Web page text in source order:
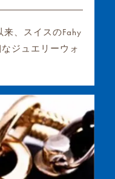
、スイスのFahy
ジュエリーウォ